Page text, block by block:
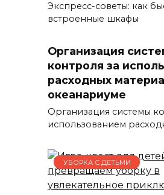
Экспресс-советы: как
встроенные шкафы
Организация
контроля за
расходных
океанариуме
Организация системы
использованием
УБОРКА С ДЕТЬМИ